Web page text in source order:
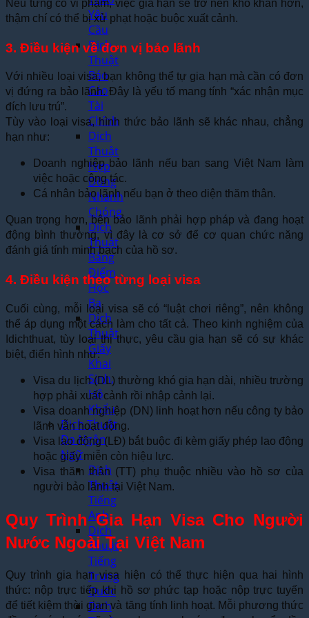
Yêu
Cầu
Dịch
Thuật
Báo
Cáo
Tài
Chính
Dịch
Thuật
Hợp
Đồng
Nhanh
Chóng
Dịch
Thuật
Bảng
Điểm
Học
Bạ
Dịch
Thuật
Giấy
Khai
Sinh,
Hộ
Khẩu
Dịch Thuật
Đa Ngôn
Ngữ
Dịch
Thuật
Tiếng
Anh
Dịch
Thuật
Tiếng
Trung
Quốc
Dịch
Nếu từng có vi phạm, việc gia hạn sẽ trở nên khó khăn hơn,
thậm chí có thể bị xử phạt hoặc buộc xuất cảnh.
3. Điều kiện về đơn vị bảo lãnh
Với nhiều loại visa, bạn không thể tự gia hạn mà cần có đơn
vị đứng ra bảo lãnh. Đây là yếu tố mang tính “xác nhận mục
đích lưu trú”.
Tùy vào loại visa, hình thức bảo lãnh sẽ khác nhau, chẳng
hạn như:
Doanh nghiệp bảo lãnh nếu bạn sang Việt Nam làm
việc hoặc công tác.
Cá nhân bảo lãnh nếu bạn ở theo diện thăm thân.
Quan trọng hơn, bên bảo lãnh phải hợp pháp và đang hoạt
động bình thường, vì đây là cơ sở để cơ quan chức năng
đánh giá tính minh bạch của hồ sơ.
4. Điều kiện theo từng loại visa
Cuối cùng, mỗi loại visa sẽ có “luật chơi riêng”, nên không
thể áp dụng một cách làm cho tất cả. Theo kinh nghiệm của
Idichthuat, tùy loại thị thực, yêu cầu gia hạn sẽ có sự khác
biệt, điển hình như:
Visa du lịch (DL) thường khó gia hạn dài, nhiều trường
hợp phải xuất cảnh rồi nhập cảnh lại.
Visa doanh nghiệp (DN) linh hoạt hơn nếu công ty bảo
lãnh vẫn hoạt động.
Visa lao động (LĐ) bắt buộc đi kèm giấy phép lao động
hoặc giấy miễn còn hiệu lực.
Visa thăm thân (TT) phụ thuộc nhiều vào hồ sơ của
người bảo lãnh tại Việt Nam.
Quy Trình Gia Hạn Visa Cho Người
Nước Ngoài Tại Việt Nam
Quy trình gia hạn visa hiện có thể thực hiện qua hai hình
thức: nộp trực tiếp khi hồ sơ phức tạp hoặc nộp trực tuyến
để tiết kiệm thời gian và tăng tính linh hoạt. Mỗi phương thức